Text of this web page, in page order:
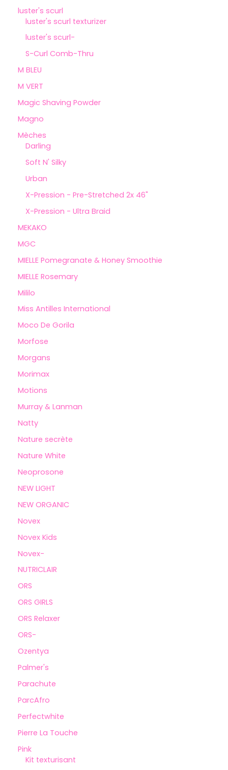
luster's scurl
luster's scurl texturizer
luster's scurl-
S-Curl Comb-Thru
M BLEU
M VERT
Magic Shaving Powder
Magno
Mèches
Darling
Soft N' Silky
Urban
X-Pression - Pre-Stretched 2x 46"
X-Pression - Ultra Braid
MEKAKO
MGC
MIELLE Pomegranate & Honey Smoothie
MIELLE Rosemary
Mililo
Miss Antilles International
Moco De Gorila
Morfose
Morgans
Morimax
Motions
Murray & Lanman
Natty
Nature secrète
Nature White
Neoprosone
NEW LIGHT
NEW ORGANIC
Novex
Novex Kids
Novex-
NUTRICLAIR
ORS
ORS GIRLS
ORS Relaxer
ORS-
Ozentya
Palmer's
Parachute
ParcAfro
Perfectwhite
Pierre La Touche
Pink
Kit texturisant